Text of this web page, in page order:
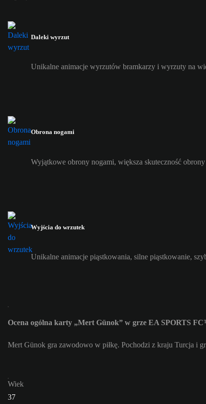
Daleki wyrzut
Unikalne animacje wyrzutów bramkarzy i wyrzuty na
Obrona nogami
Wyjątkowe obrony nogami, większa skuteczność obrony
Wyjścia do wrzutek
Unikalne animacje piąstkowania, silne piąstkowanie,
Ocena ogólna karty „Mert Günok” w grze EA SPORTS
Mert Günok gra zawodowo w piłkę. Pochodzi z kraju Turcja i
Wiek
37